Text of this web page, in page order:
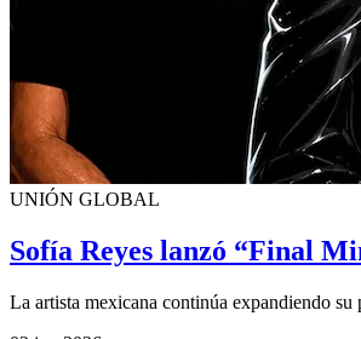
UNIÓN GLOBAL
Sofía Reyes lanzó “Final
La artista mexicana continúa expandiendo